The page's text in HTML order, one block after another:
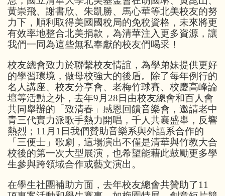
黄崇飛、謝書欣、朱凱勝、馬心華等北美校友的努
力下，順利取得美國國稅局的免稅資格，未來將更
有效率地整合北美捐款，為清華注入更多資源，讓
我們一同為這些無私奉獻的校友們喝采！
校友總會致力於聯繫校友情誼，為學弟妹提供更好
的學習環境，做母校強大的後盾。除了每年例行的
名人講座、校友分享會、老梅竹球賽、校慶高峰論
壇等活動之外，去年9月28日由校友總會和百人會
共同舉辦的「致清春」感恩回饋音樂會，邀請老中
青三代實力派歌手熱力開唱，千人共襄盛舉，反響
熱烈；11月1日我們贊助音樂系與外語系合作的
「三便士」歌劇，這場演出不僅是清華與竹教大合
校後的第一次大型展演，也希望能藉此鼓勵更多學
生參與跨領域合作或藝文演出。
在學生社團補助方面，去年校友總會共贊助了11